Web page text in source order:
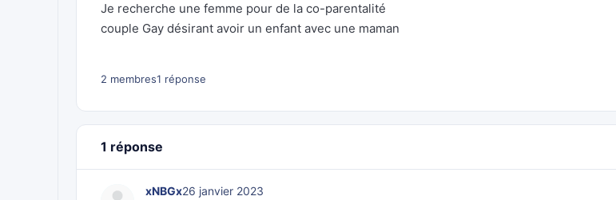
Je recherche une femme pour de la co-parentalité
couple Gay désirant avoir un enfant avec une maman
2 membres1 réponse
1 réponse
xNBGx26 janvier 2023